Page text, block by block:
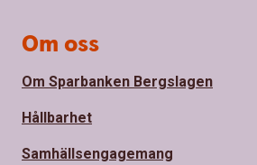
Om oss
Om Sparbanken Bergslagen
Hållbarhet
Samhällsengagemang